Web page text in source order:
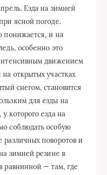
Езда на зимней
ясной погоде.
понижается, и на
особенно это
движением
открытых участках
снегом, становится
для езды на
которого езда на
соблюдать особую
различных поворотов и
зимней резине в
равнинной — там, где